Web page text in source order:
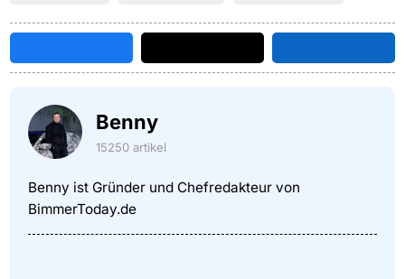
Benny
15250 artikel
Benny ist Gründer und Chefredakteur von
BimmerToday.de